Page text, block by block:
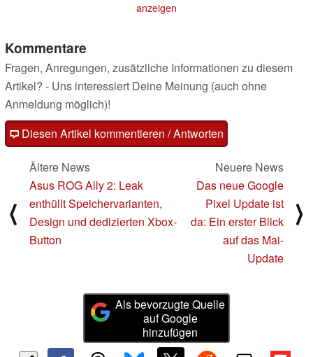
anzeigen
Kommentare
Fragen, Anregungen, zusätzliche Informationen zu diesem
Artikel? - Uns interessiert Deine Meinung (auch ohne
Anmeldung möglich)!
Diesen Artikel kommentieren / Antworten
⟨
Ältere News
Asus ROG Ally 2: Leak
enthüllt Speichervarianten,
Design und dedizierten Xbox-
Button
Neuere News
Das neue Google
Pixel Update ist
da: Ein erster Blick
auf das Mai-
Update
⟩
Als bevorzugte Quelle
auf Google
hinzufügen